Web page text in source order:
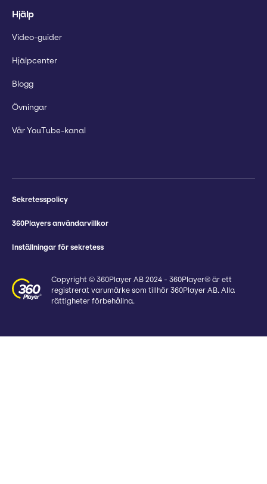
Hjälp
Video-guider
Hjälpcenter
Blogg
Övningar
Vår YouTube-kanal
Sekretesspolicy
360Players användarvillkor
Inställningar för sekretess
Copyright © 360Player AB 2024 - 360Player® är ett
registrerat varumärke som tillhör 360Player AB. Alla
rättigheter förbehållna.